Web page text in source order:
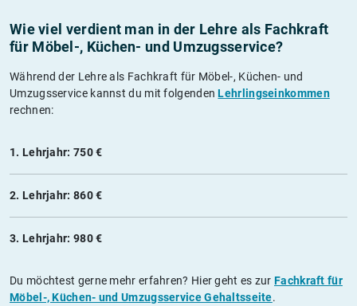
Wie viel verdient man in der Lehre als Fachkraft
für Möbel-, Küchen- und Umzugsservice?
Während der Lehre als Fachkraft für Möbel-, Küchen- und
Umzugsservice kannst du mit folgendenLehrlingseinkommen
rechnen:
1. Lehrjahr: 750 €
2. Lehrjahr: 860 €
3. Lehrjahr: 980 €
Du möchtest gerne mehr erfahren? Hier geht es zur Fachkraft für
Möbel-, Küchen- und Umzugsservice Gehaltsseite.